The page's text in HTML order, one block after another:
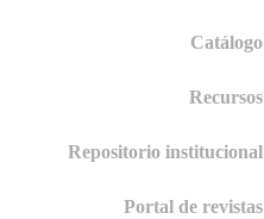
Catálogo
Recursos
Repositorio institucional
Portal de revistas